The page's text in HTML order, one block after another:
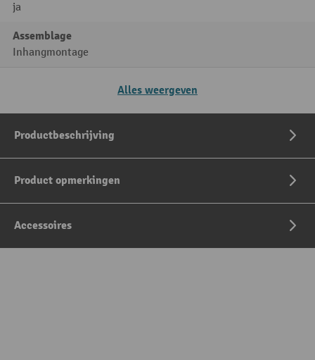
ja
Assemblage
Inhangmontage
Alles weergeven
Productbeschrijving
Product opmerkingen
Accessoires